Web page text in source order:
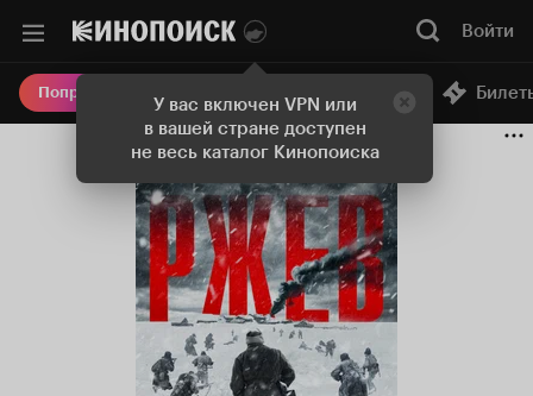
У вас включен VPN или
в вашей стране доступен
не весь каталог Кинопоиска
Войти
Попробовать Плюс Онлайн-кинотеатр